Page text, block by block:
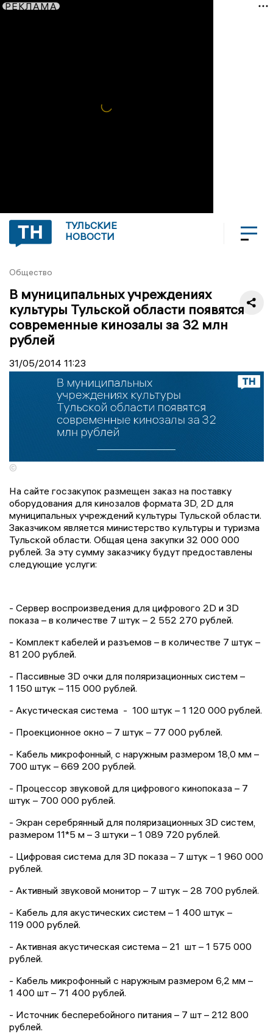
РЕКЛАМА
ТУЛЬСКИЕ
НОВОСТИ
Общество
В муниципальных учреждениях
культуры Тульской области появятся
современные кинозалы за 32 млн
рублей
31/05/2014 11:23
©
На сайте госзакупок размещен заказ на поставку
оборудования для кинозалов формата 3D, 2D для
муниципальных учреждений культуры Тульской области.
Заказчиком является министерство культуры и туризма
Тульской области. Общая цена закупки 32 000 000
рублей. За эту сумму заказчику будут предоставлены
следующие услуги:
- Сервер воспроизведения для цифрового 2D и 3D
показа – в количестве 7 штук – 2 552 270 рублей.
- Комплект кабелей и разъемов – в количестве 7 штук –
81 200 рублей.
- Пассивные 3D очки для поляризационных систем –
1 150 штук – 115 000 рублей.
- Акустическая система - 100 штук – 1 120 000 рублей.
- Проекционное окно – 7 штук – 77 000 рублей.
- Кабель микрофонный, с наружным размером 18,0 мм –
700 штук – 669 200 рублей.
- Процессор звуковой для цифрового кинопоказа – 7
штук – 700 000 рублей.
- Экран серебрянный для поляризационных 3D систем,
размером 11*5 м – 3 штуки – 1 089 720 рублей.
- Цифровая система для 3D показа – 7 штук – 1 960 000
рублей.
- Активный звуковой монитор – 7 штук – 28 700 рублей.
- Кабель для акустических систем – 1 400 штук –
119 000 рублей.
- Активная акустическая система – 21 шт – 1 575 000
рублей.
- Кабель микрофонный с наружным размером 6,2 мм –
1 400 шт – 71 400 рублей.
- Источник бесперебойного питания – 7 шт – 212 800
рублей.